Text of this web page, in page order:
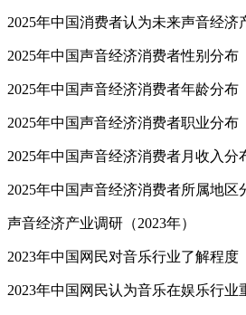
2025年中国消费者认为未来声音经济
2025年中国声音经济消费者性别分布
2025年中国声音经济消费者年龄分布
2025年中国声音经济消费者职业分布
2025年中国声音经济消费者月收入分
2025年中国声音经济消费者所属地区
声音经济产业调研（2023年）
2023年中国网民对音乐行业了解程度
2023年中国网民认为音乐在娱乐行业